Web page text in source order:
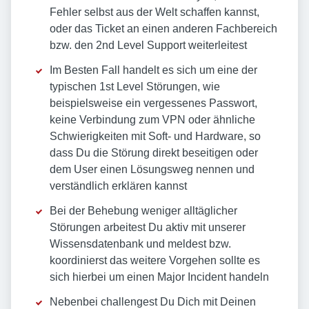
Fehler selbst aus der Welt schaffen kannst,
oder das Ticket an einen anderen Fachbereich
bzw. den 2nd Level Support weiterleitest
Im Besten Fall handelt es sich um eine der
typischen 1st Level Störungen, wie
beispielsweise ein vergessenes Passwort,
keine Verbindung zum VPN oder ähnliche
Schwierigkeiten mit Soft- und Hardware, so
dass Du die Störung direkt beseitigen oder
dem User einen Lösungsweg nennen und
verständlich erklären kannst
Bei der Behebung weniger alltäglicher
Störungen arbeitest Du aktiv mit unserer
Wissensdatenbank und meldest bzw.
koordinierst das weitere Vorgehen sollte es
sich hierbei um einen Major Incident handeln
Nebenbei challengest Du Dich mit Deinen